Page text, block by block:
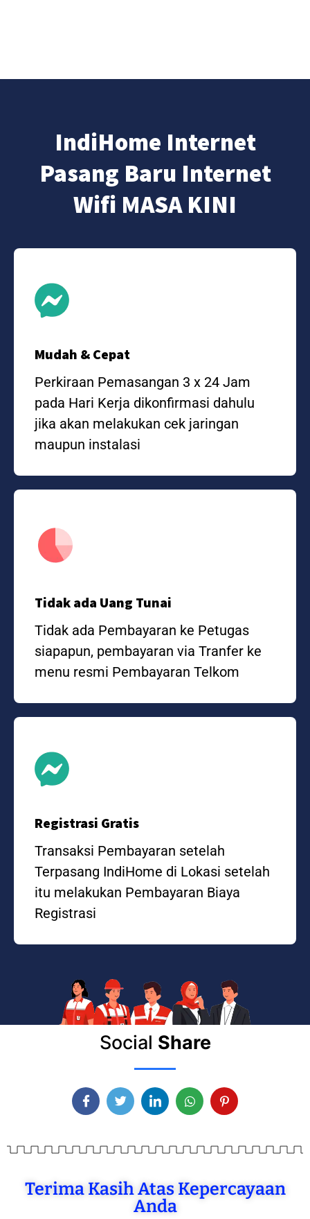
IndiHome Internet
Pasang Baru Internet
Wifi MASA KINI
Mudah & Cepat
Perkiraan Pemasangan 3 x 24 Jam
pada Hari Kerja dikonfirmasi dahulu
jika akan melakukan cek jaringan
maupun instalasi
Tidak ada Uang Tunai
Tidak ada Pembayaran ke Petugas
siapapun, pembayaran via Tranfer ke
menu resmi Pembayaran Telkom
Registrasi Gratis
Transaksi Pembayaran setelah
Terpasang IndiHome di Lokasi setelah
itu melakukan Pembayaran Biaya
Registrasi
Social Share
Terima Kasih Atas Kepercayaan
Anda